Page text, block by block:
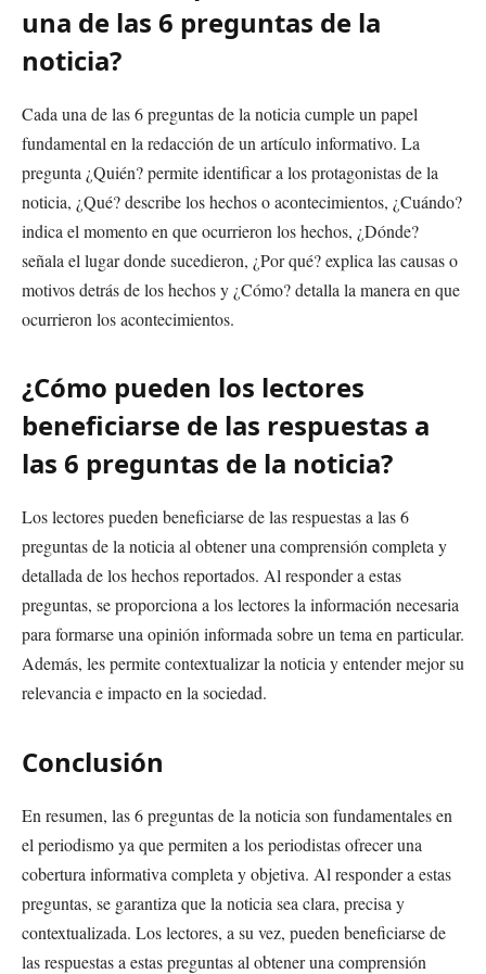
una de las 6 preguntas de la
noticia?
Cada una de las 6 preguntas de la noticia cumple un papel
fundamental en la redacción de un artículo informativo. La
pregunta ¿Quién? permite identificar a los protagonistas de la
noticia, ¿Qué? describe los hechos o acontecimientos, ¿Cuándo?
indica el momento en que ocurrieron los hechos, ¿Dónde?
señala el lugar donde sucedieron, ¿Por qué? explica las causas o
motivos detrás de los hechos y ¿Cómo? detalla la manera en que
ocurrieron los acontecimientos.
¿Cómo pueden los lectores
beneficiarse de las respuestas a
las 6 preguntas de la noticia?
Los lectores pueden beneficiarse de las respuestas a las 6
preguntas de la noticia al obtener una comprensión completa y
detallada de los hechos reportados. Al responder a estas
preguntas, se proporciona a los lectores la información necesaria
para formarse una opinión informada sobre un tema en particular.
Además, les permite contextualizar la noticia y entender mejor su
relevancia e impacto en la sociedad.
Conclusión
En resumen, las 6 preguntas de la noticia son fundamentales en
el periodismo ya que permiten a los periodistas ofrecer una
cobertura informativa completa y objetiva. Al responder a estas
preguntas, se garantiza que la noticia sea clara, precisa y
contextualizada. Los lectores, a su vez, pueden beneficiarse de
las respuestas a estas preguntas al obtener una comprensión